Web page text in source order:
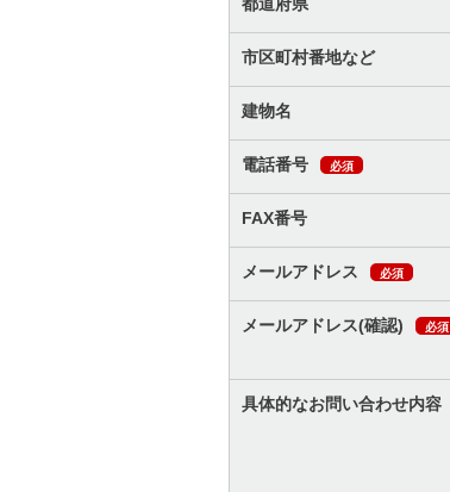
市区町村番地など
建物名
電話番号 必須
FAX番号
メールアドレス 必須
メールアドレス(確認) 必須
具体的なお問い合わせ内容